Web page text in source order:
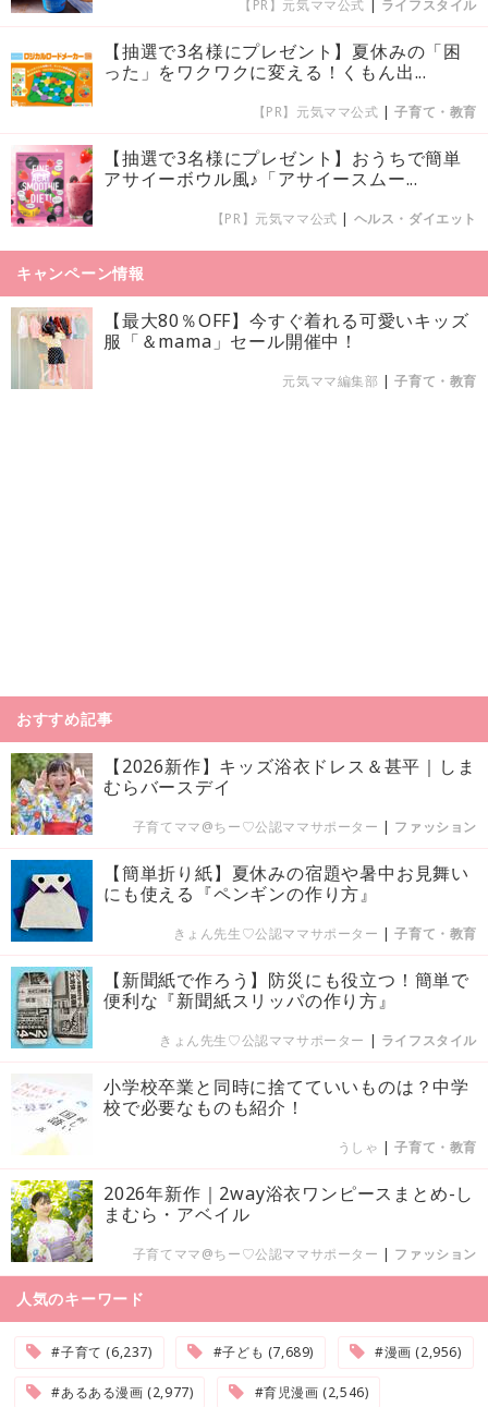
【PR】元気ママ公式 ライフスタイル
【抽選で3名様にプレゼント】夏休みの「困
った」をワクワクに変える！くもん出...
【PR】元気ママ公式 |子育て・教育
【抽選で3名様にプレゼント】おうちで簡単
アサイーボウル風♪「アサイースムー...
【PR】元気ママ公式 | ヘルス・ダイエット
キャンペーン情報
【最大80％OFF】今すぐ着れる可愛いキッズ
服「＆mama」セール開催中！
元気ママ編集部 |子育て・教育
おすすめ記事
【2026新作】キッズ浴衣ドレス＆甚平｜しま
むらバースデイ
子育てママ@ちー♡公認ママサポーター | ファッション
【簡単折り紙】夏休みの宿題や暑中お見舞い
にも使える『ペンギンの作り方』
きょん先生♡公認ママサポーター |子育て・教育
【新聞紙で作ろう】防災にも役立つ！簡単で
便利な『新聞紙スリッパの作り方』
きょん先生♡公認ママサポーター | ライフスタイル
小学校卒業と同時に捨てていいものは？中学
校で必要なものも紹介！
うしゃ |子育て・教育
2026年新作｜2way浴衣ワンピースまとめ-し
まむら・アベイル
子育てママ@ちー♡公認ママサポーター | ファッション
人気のキーワード
#子育て (6,237) #子ども (7,689) #漫画 (2,956)
#あるある漫画 (2,977) #育児漫画 (2,546)